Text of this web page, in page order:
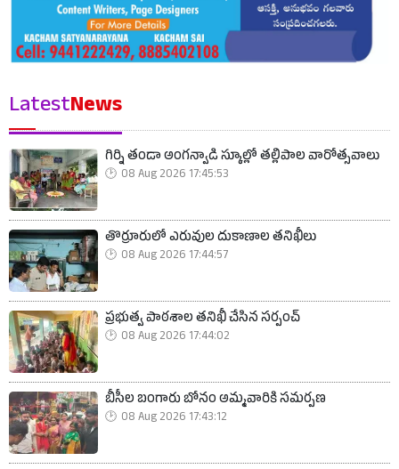
LatestNews
గిర్ని తండా అంగన్వాడి స్కూల్లో తల్లిపాల వారోత్సవాలు
08 Aug 2026 17:45:53
తొర్రూరులో ఎరువుల దుకాణాల తనిఖీలు
08 Aug 2026 17:44:57
ప్రభుత్వ పాఠశాల తనిఖీ చేసిన సర్పంచ్
08 Aug 2026 17:44:02
బీసీల బంగారు బోనం అమ్మవారికి సమర్పణ
08 Aug 2026 17:43:12